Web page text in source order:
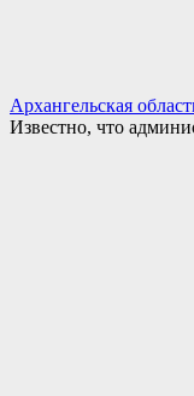
Архангельская
Известно, что